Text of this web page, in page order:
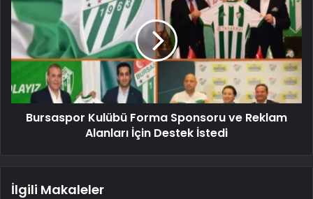
Bursaspor Kulübü Forma Sponsoru ve Reklam
Alanları İçin Destek İstedi
İlgili Makaleler